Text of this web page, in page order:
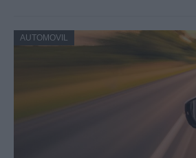
AUTOMOVIL